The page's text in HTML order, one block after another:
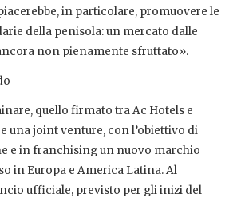
in particolare, promuovere le
della penisola: un mercato dalle
non pienamente sfruttato».
quello firmato tra Ac Hotels e
una joint venture, con l’obiettivo di
e in franchising un nuovo marchio
in Europa e America Latina. Al
ufficiale, previsto per gli inizi del